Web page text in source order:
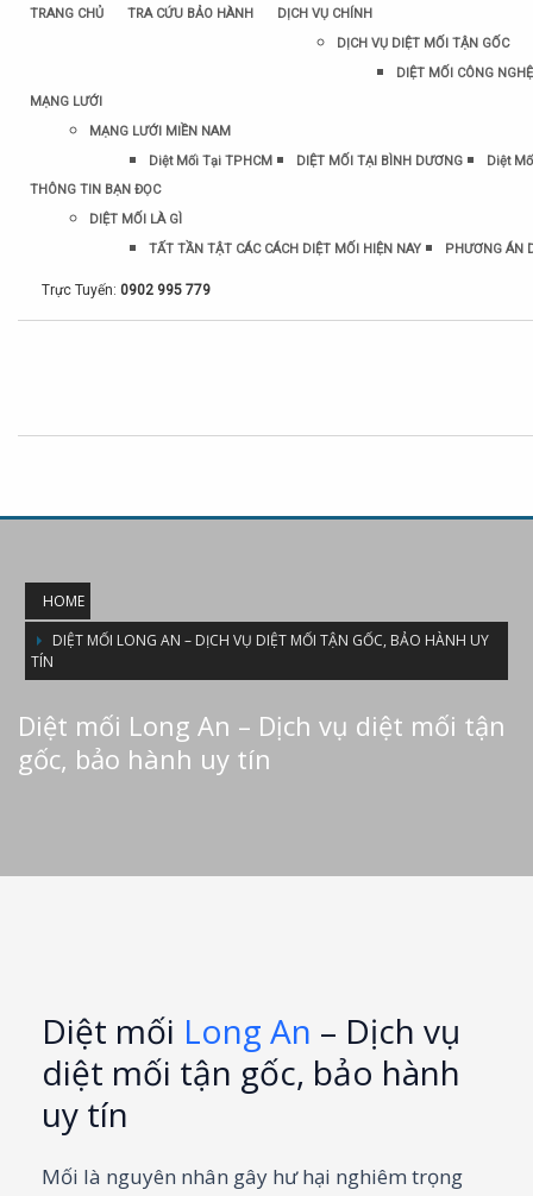
TRANG CHỦ TRA CỨU BẢO HÀNH
DỊCH VỤ CHÍNH
DỊCH VỤ DIỆT MỐI TẬN GỐC
DIỆT MỐI CÔNG
MẠNG LƯỚI
MẠNG LƯỚI MIỀN NAM
Diệt Mối Tại TPHCM
DIỆT MỐI TẠI BÌNH DƯƠNG
Diệt
THÔNG TIN BẠN ĐỌC
DIỆT MỐI LÀ GÌ
TẤT TẦN TẬT CÁC CÁCH DIỆT MỐI HIỆN NAY
PHƯƠNG ÁN
Trực Tuyến: 0902 995 779
HOME
DIỆT MỐI LONG AN – DỊCH VỤ DIỆT MỐI TẬN GỐC, BẢO HÀNH UY
TÍN
Diệt mối Long An – Dịch vụ diệt mối tận
gốc, bảo hành uy tín
Diệt mối Long An – Dịch vụ
diệt mối tận gốc, bảo hành
uy tín
Mối là nguyên nhân gây hư hại nghiêm trọng